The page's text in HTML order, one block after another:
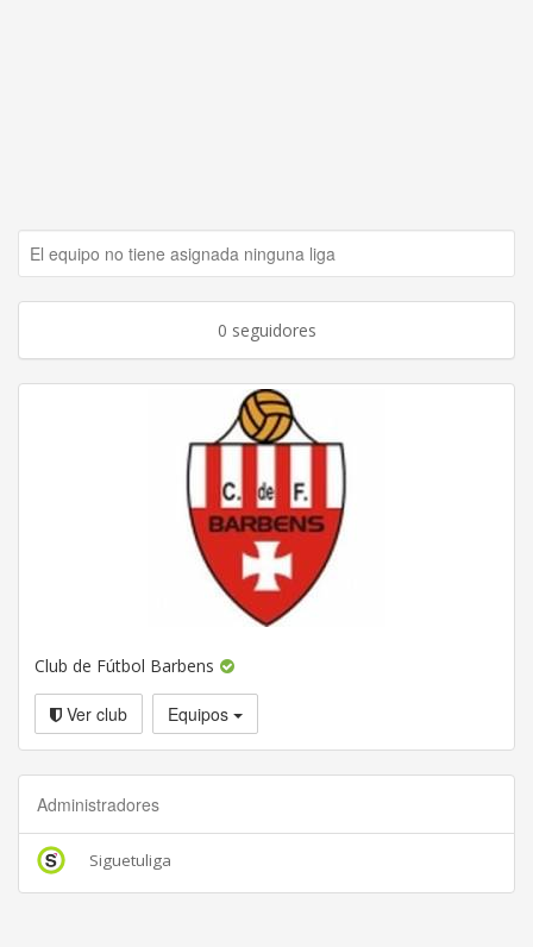
El equipo no tiene asignada ninguna liga
0 seguidores
Club de Fútbol Barbens
Ver club Equipos
Administradores
Siguetuliga